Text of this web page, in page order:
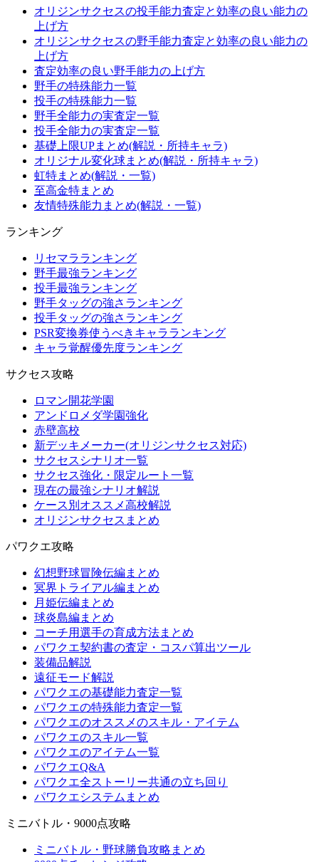
オリジンサクセスの投手能力査定と効率の良い能力の
上げ方
オリジンサクセスの野手能力査定と効率の良い能力の
上げ方
査定効率の良い野手能力の上げ方
野手の特殊能力一覧
投手の特殊能力一覧
野手全能力の実査定一覧
投手全能力の実査定一覧
基礎上限UPまとめ(解説・所持キャラ)
オリジナル変化球まとめ(解説・所持キャラ)
虹特まとめ(解説・一覧)
至高金特まとめ
友情特殊能力まとめ(解説・一覧)
ランキング
リセマラランキング
野手最強ランキング
投手最強ランキング
野手タッグの強さランキング
投手タッグの強さランキング
PSR変換券使うべきキャラランキング
キャラ覚醒優先度ランキング
サクセス攻略
ロマン開花学園
アンドロメダ学園強化
赤壁高校
新デッキメーカー(オリジンサクセス対応)
サクセスシナリオ一覧
サクセス強化・限定ルート一覧
現在の最強シナリオ解説
ケース別オススメ高校解説
オリジンサクセスまとめ
パワクエ攻略
幻想野球冒険伝編まとめ
冥界トライアル編まとめ
月姫伝編まとめ
球炎島編まとめ
コーチ用選手の育成方法まとめ
パワクエ契約書の査定・コスパ算出ツール
装備品解説
遠征モード解説
パワクエの基礎能力査定一覧
パワクエの特殊能力査定一覧
パワクエのオススメのスキル・アイテム
パワクエのスキル一覧
パワクエのアイテム一覧
パワクエQ&A
パワクエ全ストーリー共通の立ち回り
パワクエシステムまとめ
ミニバトル・9000点攻略
ミニバトル・野球勝負攻略まとめ